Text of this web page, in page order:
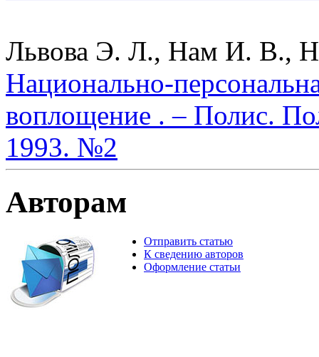
Львова Э. Л., Нам И. В.,
Национально-
воплощение . – Полис.
1993. №2
Авторам
Отправить статью
К сведению авторов
Оформление статьи